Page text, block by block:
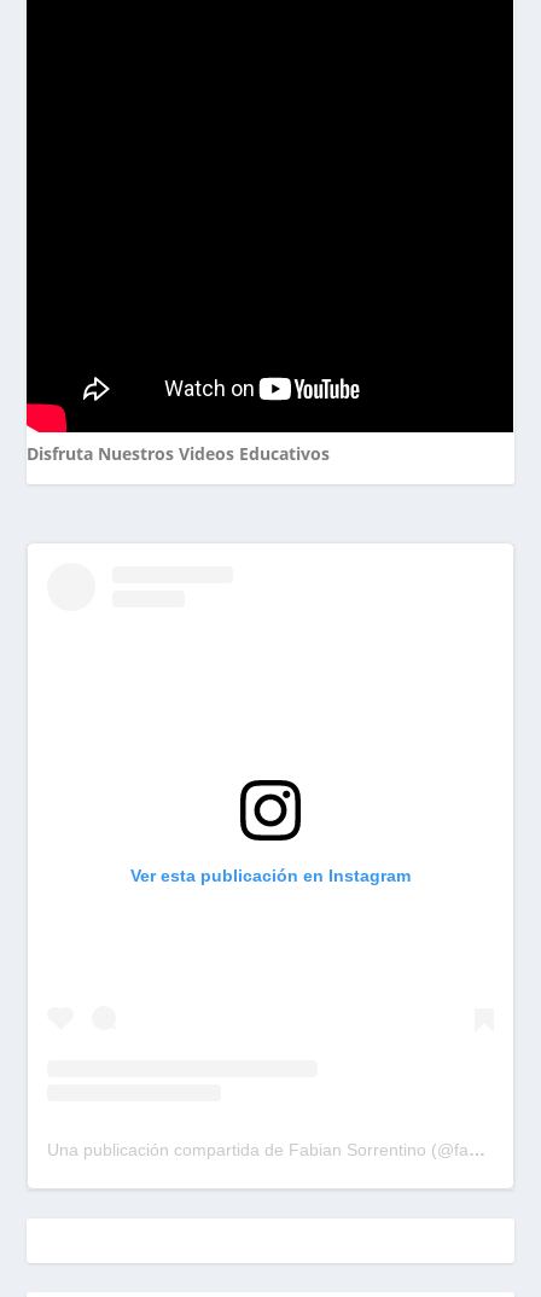
Disfruta Nuestros Videos Educativos
Ver esta publicación en Instagram
Una publicación compartida de Fabian Sorrentino (@fabiansonria)